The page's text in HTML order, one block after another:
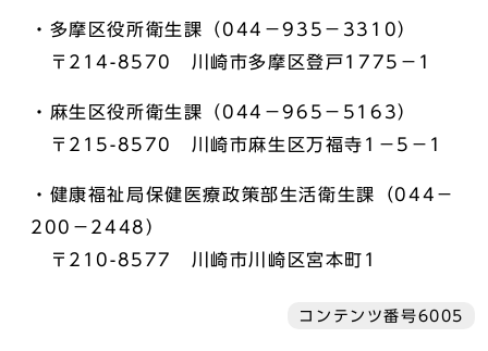
・多摩区役所衛生課（044－935－3310）
〒214-8570 川崎市多摩区登戸1775－1
・麻生区役所衛生課（044－965－5163）
〒215-8570 川崎市麻生区万福寺1－5－1
・健康福祉局保健医療政策部生活衛生課（044－
200－2448）
〒210-8577 川崎市川崎区宮本町1
コンテンツ番号6005